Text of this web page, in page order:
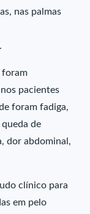
nas palmas
foram
pacientes
foram fadiga,
de
dor abdominal,
clínico para
em pelo